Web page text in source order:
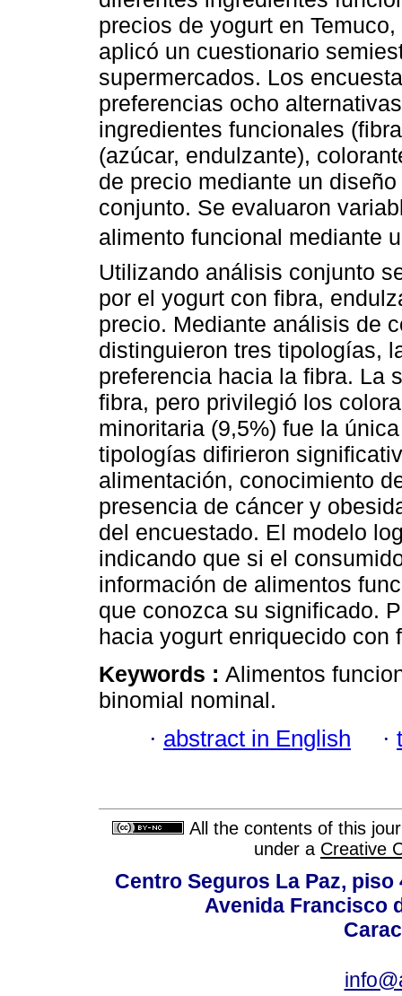
precios de yogurt en
aplicó un cuestionario
supermercados. Los
preferencias ocho
ingredientes funcionales
(azúcar, endulzante),
de precio mediante un
conjunto. Se evaluaron
alimento funcional
Utilizando análisis conjunto
por el yogurt con fibra,
precio. Mediante análisis de
distinguieron tres tipologías,
preferencia hacia la fibra. La
fibra, pero privilegió los
minoritaria (9,5%) fue la
tipologías difirieron
alimentación, conocimiento
presencia de cáncer y
del encuestado. El modelo
indicando que si el
información de alimentos
que conozca su significado.
hacia yogurt enriquecido con
Keywords : Alimentos
binomial nominal.
· abstract in English ·
All the contents of this
under a Creative
Centro Seguros La Paz,
Avenida Francisco